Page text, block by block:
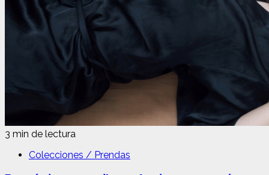
3 min de lectura
Colecciones / Prendas